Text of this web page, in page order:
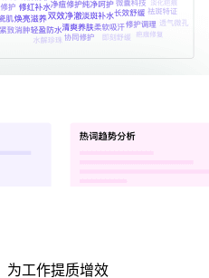
为工作提质增效